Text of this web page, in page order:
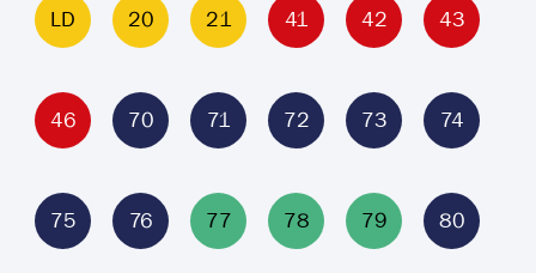
LD 20 21 41 42 43
46 70 71 72 73 74
75 76 77 78 79 80